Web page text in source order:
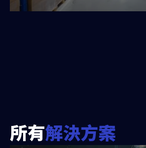
所有解決方案